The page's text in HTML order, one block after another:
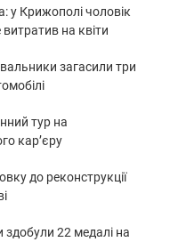
у Крижополі чоловік
на квіти
загасили три
тур на
кар’єру
до реконструкції
22 медалі на